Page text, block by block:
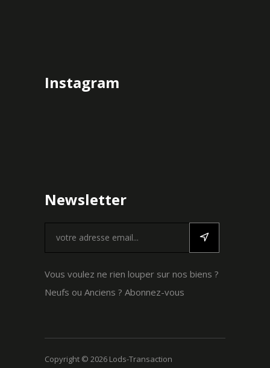
Instagram
Newsletter
Vous voulez ne rien louper sur nos biens ?
Neufs ou Anciens ? Abonnez-vous
Copyright © 2026 Lods-Transaction